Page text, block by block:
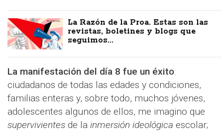
La Razón de la Proa. Estas son las
revistas, boletines y blogs que
seguimos...
La manifestación del día 8 fue un éxito:
ciudadanos de todas las edades y condiciones,
familias enteras y, sobre todo, muchos jóvenes,
adolescentes algunos de ellos, me imagino que
supervivientes de la inmersión ideológica escolar;